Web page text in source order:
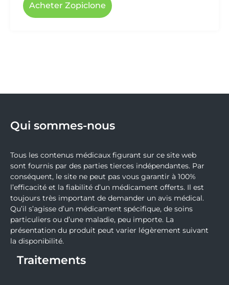
Acheter Zopiclone
Qui sommes-nous
Tous les contenus médicaux figurant sur ce site web
sont fournis par des parties tierces indépendantes. Par
conséquent, le site ne peut pas vous garantir à 100%
l’efficacité et la fiabilité d’un médicament offerts. Il est
toujours très important de demander un avis médical.
Qu’il s’agisse d’un médicament spécifique, de soins
particuliers ou d’une maladie, peu importe. La
présentation du produit peut varier légèrement suivant
la disponibilité.
Traitements